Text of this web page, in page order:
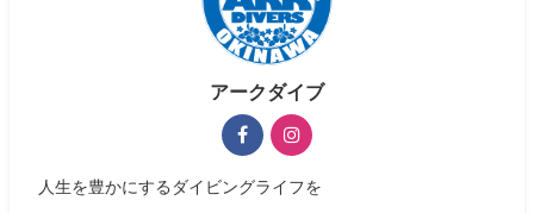
アークダイブ
人生を豊かにするダイビングライフを